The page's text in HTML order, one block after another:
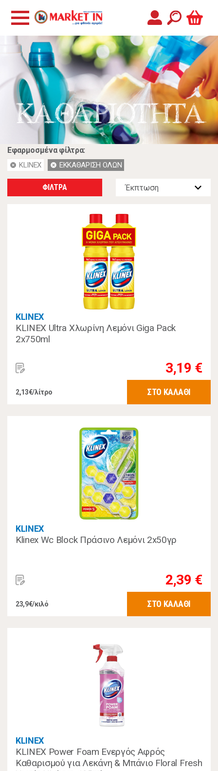
ΚΑΘΑΡΙΟΤΗΤΑ
Εφαρμοσμένα φίλτρα:
cancel KLINEX cancel ΕΚΚΑΘΑΡΙΣΗ ΟΛΩΝ
ΦΙΛΤΡΑ
KLINEX
KLINEX Ultra Χλωρίνη Λεμόνι Giga Pack
2x750ml
3,19 €
2,13€/λίτρο ΣΤΟ ΚΑΛΑΘΙ
KLINEX
Klinex Wc Block Πράσινο Λεμόνι 2x50γρ
2,39 €
23,9€/κιλό ΣΤΟ ΚΑΛΑΘΙ
KLINEX
KLINEX Power Foam Ενεργός Αφρός
Καθαρισμού για Λεκάνη & Μπάνιο Floral Fresh